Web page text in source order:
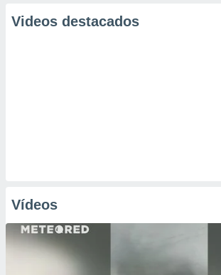
Videos destacados
Vídeos